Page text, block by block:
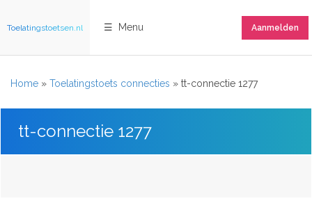
Toelatingstoetsen.nl ☰ Menu Aanmelden
Home » Toelatingstoets connecties » tt-connectie 1277
tt-connectie 1277